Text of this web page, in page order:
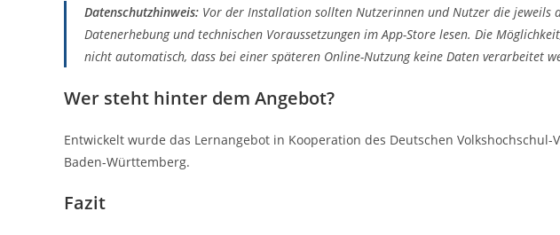
Datenschutzhinweis: Vor der Installation sollten Nutzerinnen und Nutzer die jeweils
Datenerhebung und technischen Voraussetzungen im App-Store lesen. Die
nicht automatisch, dass bei einer späteren Online-Nutzung keine Daten verarbeitet
Wer steht hinter dem Angebot?
Entwickelt wurde das Lernangebot in Kooperation des Deutschen
Baden-Württemberg.
Fazit